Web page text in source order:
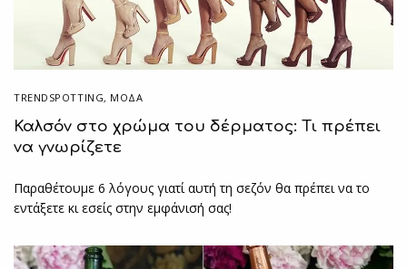
TRENDSPOTTING, ΜΟΔΑ
Καλσόν στο χρώμα του δέρματος: Tι πρέπει
να γνωρίζετε
Παραθέτουμε 6 λόγους γιατί αυτή τη σεζόν θα πρέπει να το
εντάξετε κι εσείς στην εμφάνισή σας!